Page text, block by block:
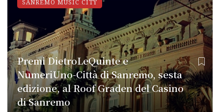
Premi DietroLeQuinte e
NumeriUno-Città di Sanremo, sesta
edizione, al Roof Graden del Casino
di Sanremo
SANREMO MUSIC CITY